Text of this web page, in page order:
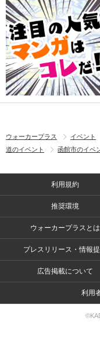
ウォーカープラス イベント
道のイベント
函館市のイベ
利用規約
推奨環境
ウォーカープラスとは
プレスリリース・情報
広告掲載について
利用